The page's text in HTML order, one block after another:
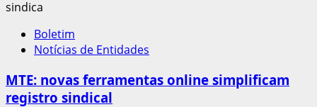
Boletim
Notícias de Entidades
MTE: novas ferramentas online simplificam
registro sindical